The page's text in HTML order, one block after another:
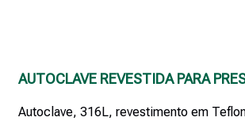
AUTOCLAVE REVESTIDA PARA
Autoclave, 316L, revestimento em